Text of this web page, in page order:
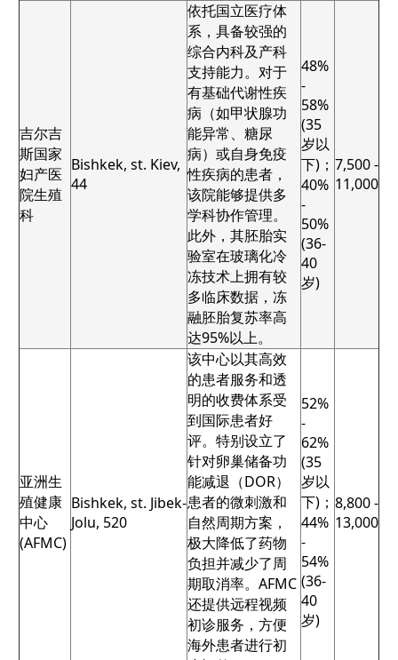
吉尔吉
斯国家
妇产医
院生殖
科
Bishkek, st. Kiev,
44
依托国立医疗体
系，具备较强的
综合内科及产科
支持能力。对于
有基础代谢性疾
病（如甲状腺功
能异常、糖尿
病）或自身免疫
性疾病的患者，
该院能够提供多
学科协作管理。
此外，其胚胎实
验室在玻璃化冷
冻技术上拥有较
多临床数据，冻
融胚胎复苏率高
达95%以上。
48%
-
58%
(35
岁以
下)；
40%
-
50%
(36-
40
岁)
7,500 -
11,000
亚洲生
殖健康
中心
(AFMC)
Bishkek, st. Jibek-
Jolu, 520
该中心以其高效
的患者服务和透
明的收费体系受
到国际患者好
评。特别设立了
针对卵巢储备功
能减退（DOR）
患者的微刺激和
自然周期方案，
极大降低了药物
负担并减少了周
期取消率。AFMC
还提供远程视频
初诊服务，方便
海外患者进行初
52%
-
62%
(35
岁以
下)；
44%
-
54%
(36-
40
岁)
8,800 -
13,000